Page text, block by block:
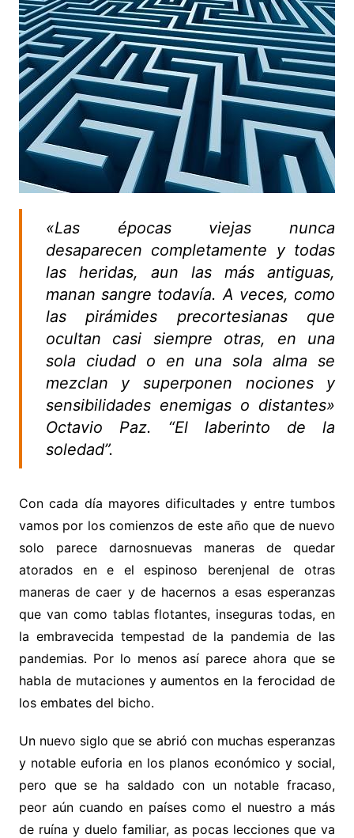
«Las épocas viejas nunca
desaparecen completamente y todas
las heridas, aun las más antiguas,
manan sangre todavía. A veces, como
las pirámides precortesianas que
ocultan casi siempre otras, en una
sola ciudad o en una sola alma se
mezclan y superponen nociones y
sensibilidades enemigas o distantes»
Octavio Paz. “El laberinto de la
soledad”.
Con cada día mayores dificultades y entre tumbos
vamos por los comienzos de este año que de nuevo
solo parece darnosnuevas maneras de quedar
atorados en e el espinoso berenjenal de otras
maneras de caer y de hacernos a esas esperanzas
que van como tablas flotantes, inseguras todas, en
la embravecida tempestad de la pandemia de las
pandemias. Por lo menos así parece ahora que se
habla de mutaciones y aumentos en la ferocidad de
los embates del bicho.
Un nuevo siglo que se abrió con muchas esperanzas
y notable euforia en los planos económico y social,
pero que se ha saldado con un notable fracaso,
peor aún cuando en países como el nuestro a más
de ruína y duelo familiar, as pocas lecciones que va